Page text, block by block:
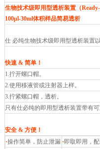
生物技术级即用型透析装置（
100μl-30ml体积样品简易透析
仕 必纯生物技术级即用型透析装置
快速 & 简单！
1.拧开螺口帽。
2.使用移液管或注射器上样。
3.拧紧螺口帽，透析。
只有仕必纯的即用型透析装置带有
安全 & 方便！
·操作简单，防止泄漏 ·即取即用，